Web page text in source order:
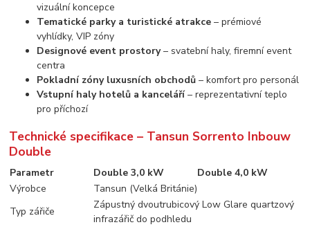
vizuální koncepce
Tematické parky a turistické atrakce – prémiové
vyhlídky, VIP zóny
Designové event prostory– svatební haly, firemní event
centra
Pokladní zóny luxusních obchodů – komfort pro personál
Vstupní haly hotelů a kanceláří– reprezentativní teplo
pro příchozí
Technické specifikace – Tansun Sorrento Inbouw
Double
Parametr Double 3,0 kW
Double 4,0 kW
Výrobce
Tansun (Velká Británie)
Typ zářiče
Zápustný dvoutrubicový Low Glare quartzový
infrazářič do podhledu